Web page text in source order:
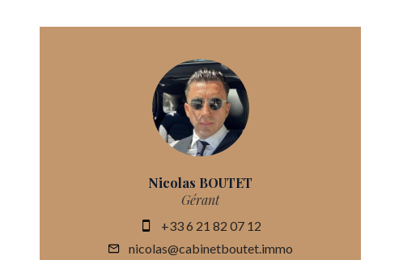
Nicolas BOUTET
Gérant
+33 6 21 82 07 12
nicolas@cabinetboutet.immo